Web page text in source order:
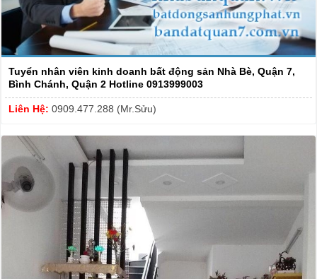
Tuyển nhân viên kinh doanh bất động sản Nhà Bè, Quận 7,
Bình Chánh, Quận 2 Hotline 0913999003
Liên Hệ: 0909.477.288 (Mr.Sửu)